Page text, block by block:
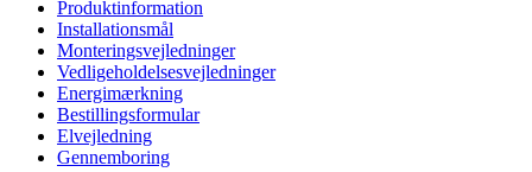
Produktinformation
Installationsmål
Monteringsvejledninger
Vedligeholdelsesvejledninger
Energimærkning
Bestillingsformular
Elvejledning
Gennemboring